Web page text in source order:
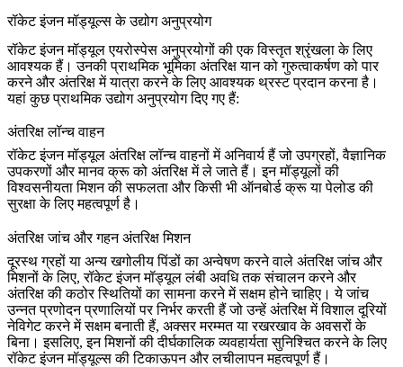
रॉकेट इंजन मॉड्यूल्स के उद्योग अनुप्रयोग
रॉकेट इंजन मॉड्यूल एयरोस्पेस अनुप्रयोगों की एक विस्तृत श्रृंखला के लिए
आवश्यक हैं। उनकी प्राथमिक भूमिका अंतरिक्ष यान को गुरुत्वाकर्षण को पार
करने और अंतरिक्ष में यात्रा करने के लिए आवश्यक थ्रस्ट प्रदान करना है।
यहां कुछ प्राथमिक उद्योग अनुप्रयोग दिए गए हैं:
अंतरिक्ष लॉन्च वाहन
रॉकेट इंजन मॉड्यूल अंतरिक्ष लॉन्च वाहनोंमें अनिवार्य हैं जो उपग्रहों, वैज्ञानिक
उपकरणों और मानव क्रू को अंतरिक्ष में ले जाते हैं। इन मॉड्यूलों की
विश्वसनीयता मिशन की सफलता और किसी भी ऑनबोर्ड क्रू या पेलोड की
सुरक्षा के लिए महत्वपूर्ण है।
अंतरिक्ष जांच और गहन अंतरिक्ष मिशन
दूरस्थ ग्रहों या अन्य खगोलीय पिंडों का अन्वेषण करने वाले अंतरिक्ष जांच और
मिशनों के लिए, रॉकेट इंजन मॉड्यूल लंबी अवधि तक संचालन करने और
अंतरिक्ष की कठोर स्थितियों का सामना करने में सक्षम होने चाहिए। ये जांच
उन्नतप्रणोदन प्रणालियोंपर निर्भर करती हैं जो उन्हें अंतरिक्ष में विशाल दूरियों
नेविगेट करने में सक्षम बनाती हैं, अक्सर मरम्मत या रखरखाव के अवसरों के
बिना। इसलिए, इन मिशनों की दीर्घकालिक व्यवहार्यता सुनिश्चित करने के लिए
रॉकेट इंजन मॉड्यूल्स की टिकाऊपन और लचीलापन महत्वपूर्ण हैं।